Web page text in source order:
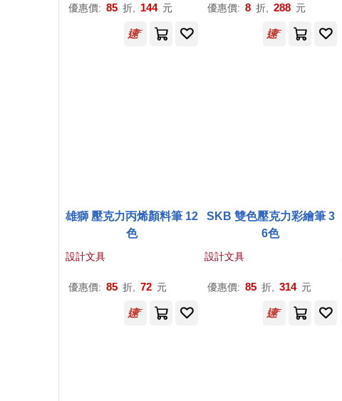
優惠價: 85 折, 144 元 優惠價: 8 折, 288 元
雄獅 壓克力丙烯顏料筆 12
色
設計文具
優惠價: 85 折, 72 元
SKB 雙色壓克力彩繪筆 3
6色
設計文具
優惠價: 85 折, 314 元